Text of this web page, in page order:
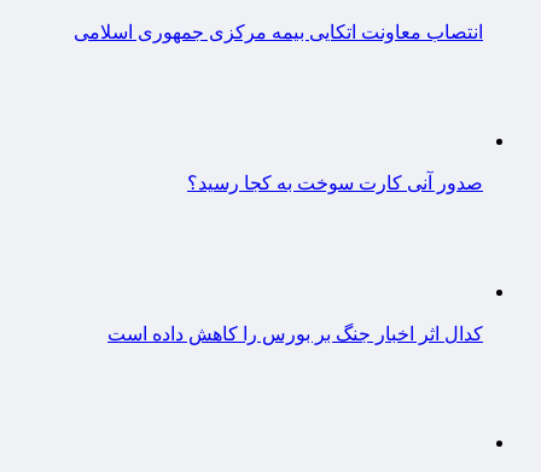
انتصاب معاونت اتکایی بیمه مرکزی جمهوری اسلامی
صدور آنی کارت سوخت به کجا رسید؟
کدال اثر اخبار جنگ بر بورس را کاهش داده است